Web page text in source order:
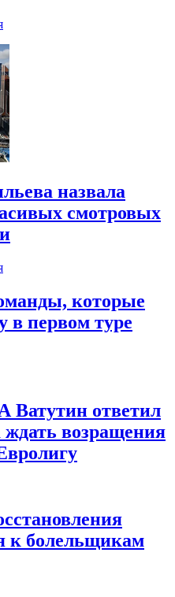
назвала
смотровых
которые
в первом туре
Ватутин ответил
ждать возращения
к болельщикам